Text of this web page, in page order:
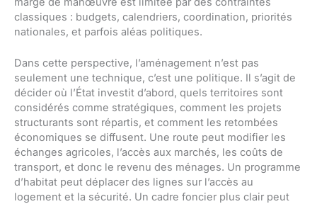
classiques : budgets, calendriers, coordination, priorités
nationales, et parfois aléas politiques.
Dans cette perspective, l’aménagement n’est pas
seulement une technique, c’est une politique. Il s’agit de
décider où l’État investit d’abord, quels territoires sont
considérés comme stratégiques, comment les projets
structurants sont répartis, et comment les retombées
économiques se diffusent. Une route peut modifier les
échanges agricoles, l’accès aux marchés, les coûts de
transport, et donc le revenu des ménages. Un programme
d’habitat peut déplacer des lignes sur l’accès au
logement et la sécurité. Un cadre foncier plus clair peut